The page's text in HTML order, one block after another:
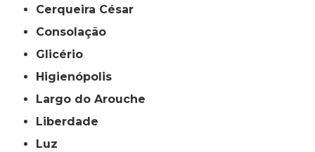
Cerqueira César
Consolação
Glicério
Higienópolis
Largo do Arouche
Liberdade
Luz